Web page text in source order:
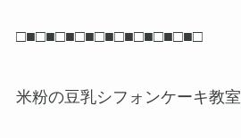
□■□■□■□■□■□■□■□■□■□
米粉の豆乳シフォンケーキ教室